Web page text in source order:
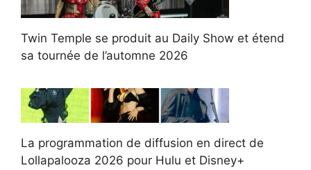
Twin Temple se produit au Daily Show et étend
sa tournée de l’automne 2026
La programmation de diffusion en direct de
Lollapalooza 2026 pour Hulu et Disney+